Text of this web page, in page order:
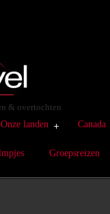
& overtochten
Onze landen Canada
Groepsreizen